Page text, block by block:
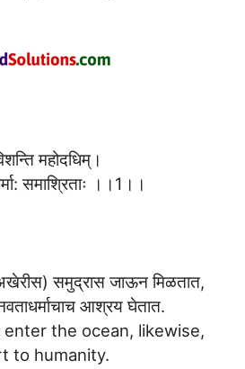
महोदधिम्।
समाश्रिताः ।।1।।
समुद्रास जाऊन मिळतात,
आश्रय घेतात.
the ocean, likewise,
to humanity.